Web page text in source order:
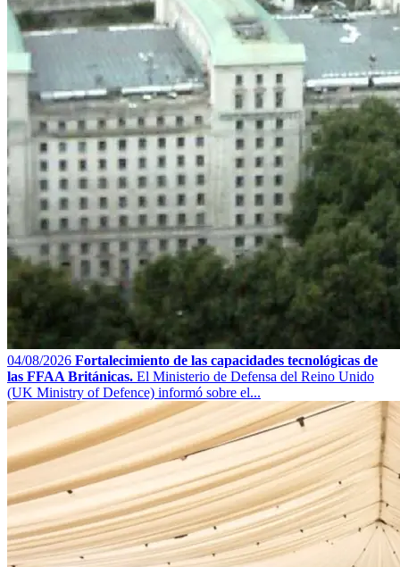
04/08/2026 Fortalecimiento de las capacidades tecnológicas de
las FFAA Británicas. El Ministerio de Defensa del Reino Unido
(UK Ministry of Defence) informó sobre el...